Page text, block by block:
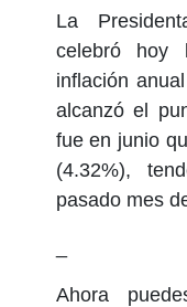
La
celebró hoy
inflación
alcanzó el
fue en junio
(4.32%),
pasado mes
Ahora